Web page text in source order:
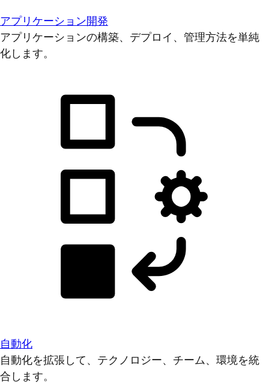
アプリケーション開発
アプリケーションの構築、デプロイ、管理方法を単純
化します。
自動化
自動化を拡張して、テクノロジー、チーム、環境を統
合します。